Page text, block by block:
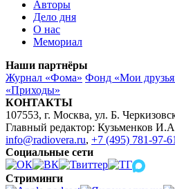
Авторы
Дело дня
О нас
Мемориал
Наши партнёры
Журнал «Фома» Фонд «Мои
«Приходы»
КОНТАКТЫ
107553, г. Москва, ул. Б.
Главный редактор: Кузьменков
info@radiovera.ru, +7 (495) 781-97-
Социальные сети
Стриминги